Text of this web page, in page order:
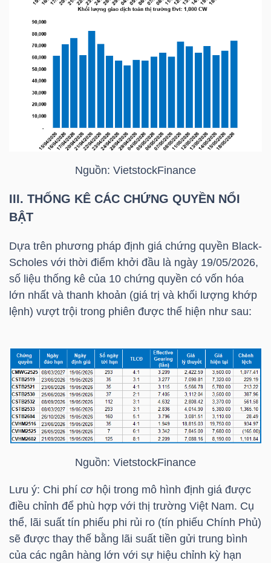
Nguồn: VietstockFinance
III. THỐNG KÊ CÁC CHỨNG QUYỀN NỔI
BẬT
Dựa trên phương pháp định giá chứng quyền Black-
Scholes với thời điểm khởi đầu là ngày 19/05/2026,
số liệu thống kê của 10 chứng quyền có vốn hóa
lớn nhất và thanh khoản (giá trị và khối lượng khớp
lệnh) vượt trội trong phiên được thể hiện như sau:
Nguồn: VietstockFinance
Lưu ý: Chi phí cơ hội trong mô hình định giá được
điều chỉnh để phù hợp với thị trường Việt Nam. Cụ
thể, lãi suất tín phiếu phi rủi ro (tín phiếu Chính Phủ)
sẽ được thay thế bằng lãi suất tiền gửi trung bình
của các ngân hàng lớn với sự hiệu chỉnh kỳ hạn
Ngành
NGUYÊN
VẬT
CÔNG
NGHIỆP
TIÊU
DÙNG
KHÔNG
THIẾT